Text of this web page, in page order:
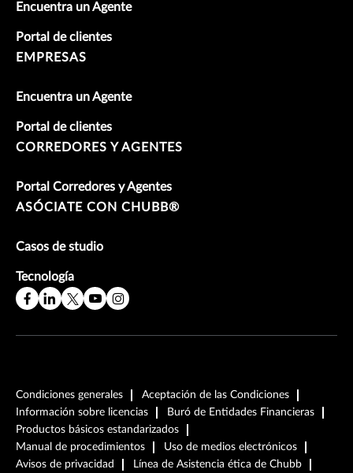
Encuentra un Agente
Portal de clientes
EMPRESAS
Encuentra un Agente
Portal de clientes
CORREDORES Y AGENTES
Portal Corredores y Agentes
ASÓCIATE CON CHUBB®
Casos de studio
Tecnología
Condiciones generales
Aceptación de las Condiciones
Información sobre licencias
Buró de Entidades Financieras
Productos básicos estandarizados
Manual de procedimientos
Uso de medios electrónicos
Avisos de privacidad
Línea de Asistencia ética de Chubb